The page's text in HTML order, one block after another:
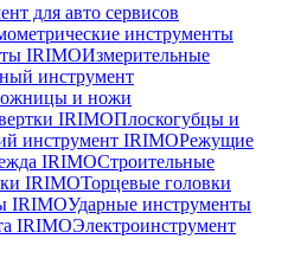
для авто сервисов
инструменты
IRIMOИзмерительные
инструмент
и ножи
IRIMOПлоскогубцы и
инструмент IRIMOРежущие
IRIMOСтроительные
IRIMOТорцевые головки
IRIMOУдарные инструменты
IRIMOЭлектроинструмент